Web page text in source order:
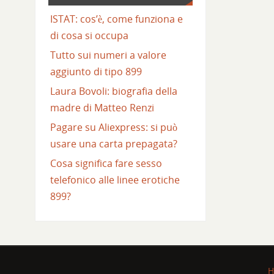
ISTAT: cos’è, come funziona e
di cosa si occupa
Tutto sui numeri a valore
aggiunto di tipo 899
Laura Bovoli: biografia della
madre di Matteo Renzi
Pagare su Aliexpress: si può
usare una carta prepagata?
Cosa significa fare sesso
telefonico alle linee erotiche
899?